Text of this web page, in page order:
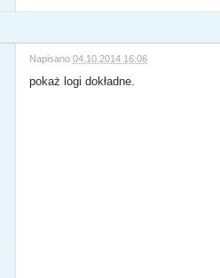
Napisano04.10.2014 16:06
pokaż logi dokładne.